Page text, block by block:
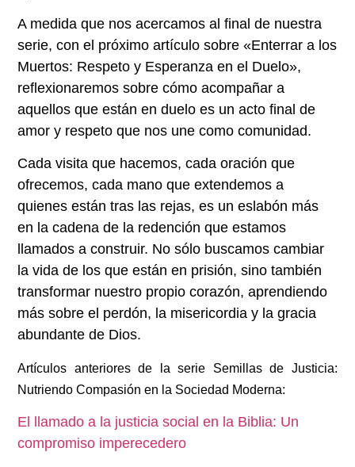
A medida que nos acercamos al final de nuestra
serie, con el próximo artículo sobre «Enterrar a los
Muertos: Respeto y Esperanza en el Duelo»,
reflexionaremos sobre cómo acompañar a
aquellos que están en duelo es un acto final de
amor y respeto que nos une como comunidad.
Cada visita que hacemos, cada oración que
ofrecemos, cada mano que extendemos a
quienes están tras las rejas, es un eslabón más
en la cadena de la redención que estamos
llamados a construir. No sólo buscamos cambiar
la vida de los que están en prisión, sino también
transformar nuestro propio corazón, aprendiendo
más sobre el perdón, la misericordia y la gracia
abundante de Dios.
Artículos anteriores de la serie Semillas de Justicia:
Nutriendo Compasión en la Sociedad Moderna:
El llamado a la justicia social en la Biblia: Un
compromiso imperecedero